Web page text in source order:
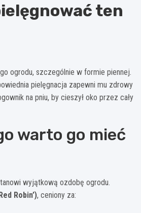
ten
ogrodu, szczególnie w formie piennej.
pielęgnacja zapewni mu zdrowy
na pniu, by cieszył oko przez cały
warto go mieć
wyjątkową ozdobę ogrodu.
Robin’), ceniony za: